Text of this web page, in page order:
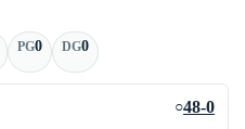
PG0 DG0
○48-0